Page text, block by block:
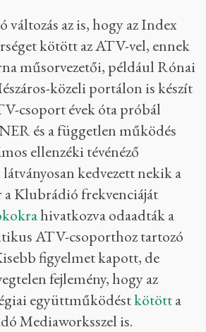
változás az is, hogy az Index
kötött az ATV-vel, ennek
műsorvezetői, például Rónai
közeli portálon is készít
csoport évek óta próbál
és a független működés
ellenzéki tévénéző
kedvezett nekik a
Klubrádió frekvenciáját
hivatkozva odaadták a
ATV-csoporthoz tartozó
figyelmet kapott, de
fejlemény, hogy az
együttműködéstkötötta
Mediaworksszel is.